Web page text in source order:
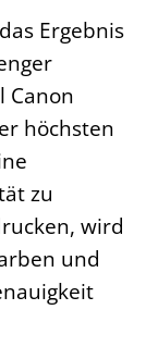
Ergebnis
Canon
höchsten
zu
wird
und